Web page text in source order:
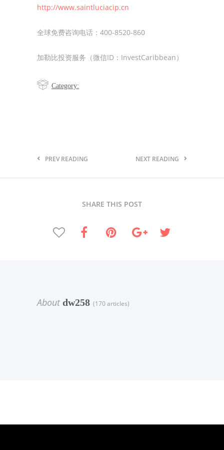
http://www.saintluciacip.cn
全球免费咨询电话：400-8520-860
加勒比投资服务（微信ID：InvestCaribbean）
Category:
PREV READING NEXT READING
SHARE THIS POST
Aboutdw258 (170 articles)